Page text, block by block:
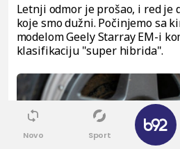
Letnji odmor je prošao, i red je
koje smo dužni. Počinjemo sa
modelom Geely Starray EM-i
klasifikaciju "super hibrida".
Novo Sport